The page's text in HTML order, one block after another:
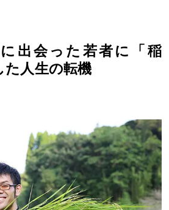
出会った若者に「稲
人生の転機